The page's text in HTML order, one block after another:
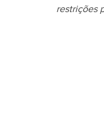
restrições